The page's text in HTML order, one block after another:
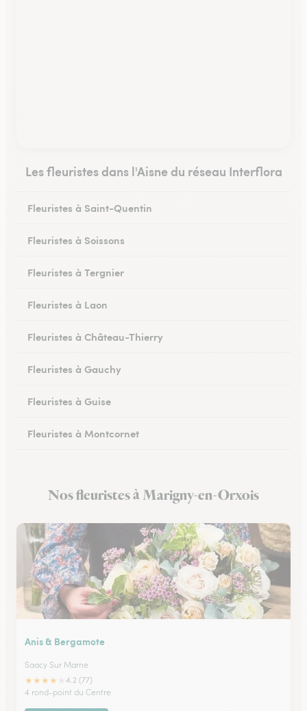
Les fleuristes dans l'Aisne du réseau Interflora
Fleuristes à Saint-Quentin
Fleuristes à Soissons
Fleuristes à Tergnier
Fleuristes à Laon
Fleuristes à Château-Thierry
Fleuristes à Gauchy
Fleuristes à Guise
Fleuristes à Montcornet
Fleuristes à Chauny
Nos fleuristes à Marigny-en-Orxois
Anis & Bergamote
Saacy Sur Marne
★★★★
4.2 (77)
4 rond-point du Centre